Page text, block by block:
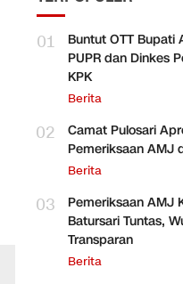
01
Buntut OTT Bupati
PUPR dan Dinkes
KPK
Berita
02
Camat Pulosari
Pemeriksaan AMJ
Berita
03
Pemeriksaan AMJ
Batursari Tuntas,
Transparan
Berita